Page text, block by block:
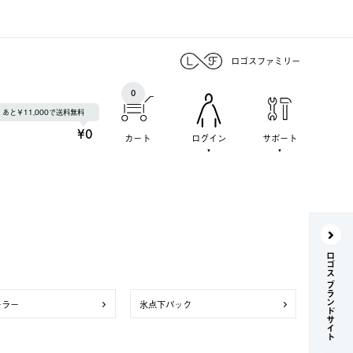
ロゴスファミリー
あと￥11,000で送料無料
¥0 カート
0
ログイン サポート
ー 氷点下パック ロゴス ブランドサイト